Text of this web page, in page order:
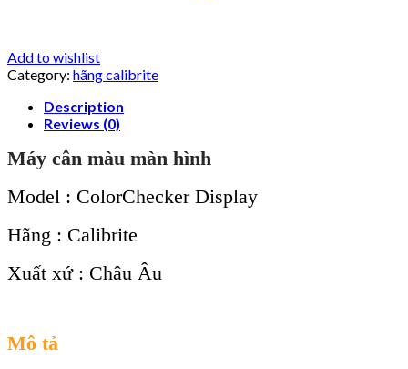
Add to wishlist
Category: hãng calibrite
Description
Reviews (0)
Máy cân màu màn hình
Model : ColorChecker Display
Hãng : Calibrite
Xuất xứ : Châu Âu
Mô tả